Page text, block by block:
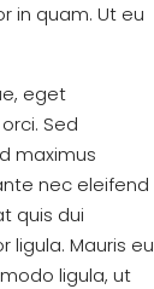
in quam. Ut eu
eget
Sed
maximus
nec eleifend
quis dui
ligula. Mauris eu
ligula, ut